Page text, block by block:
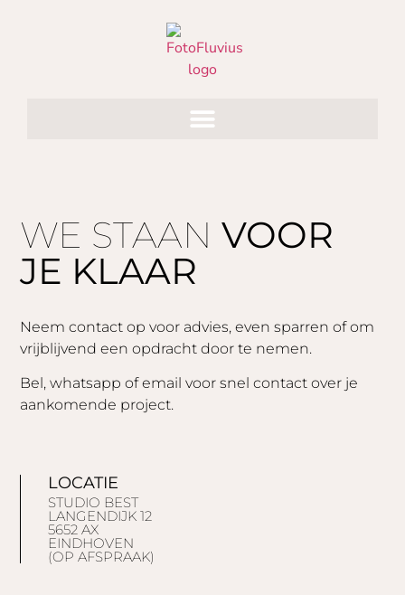
WE STAANVOOR
JE KLAAR
Neem contact op voor advies, even sparren of om
vrijblijvend een opdracht door te nemen.
Bel, whatsapp of email voor snel contact over je
aankomende project.
LOCATIE
STUDIO BEST
LANGENDIJK 12
5652 AX
EINDHOVEN
(OP AFSPRAAK)